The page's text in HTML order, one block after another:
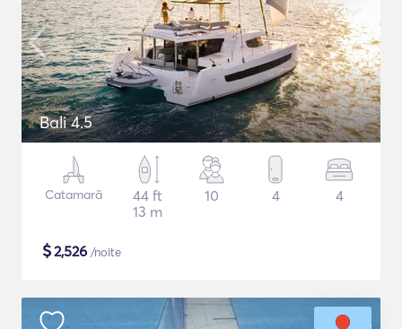
Bali 4.5
Catamarã
44 ft
13 m
10 4 4
$2,526 /noite